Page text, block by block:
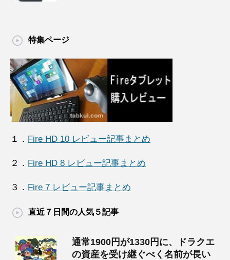
特集ページ
１． Fire HD 10 レビュー記事まとめ
２． Fire HD 8 レビュー記事まとめ
３． Fire 7 レビュー記事まとめ
直近７日間の人気５記事
通常1900円が1330円に、ドラクエ
の資産を受け継ぐべく名前が長い